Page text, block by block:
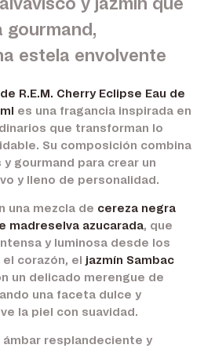
y jazmín que
gourmand,
estela envolvente
R.E.M. Cherry Eclipse Eau de
es una fragancia inspirada en
que transforman lo
Su composición combina
gourmand para crear un
y lleno de personalidad.
una mezcla de cereza negra
madreselva azucarada, que
y luminosa desde los
corazón, el jazmín Sambac
un delicado merengue de
una faceta dulce y
la piel con suavidad.
resplandeciente y